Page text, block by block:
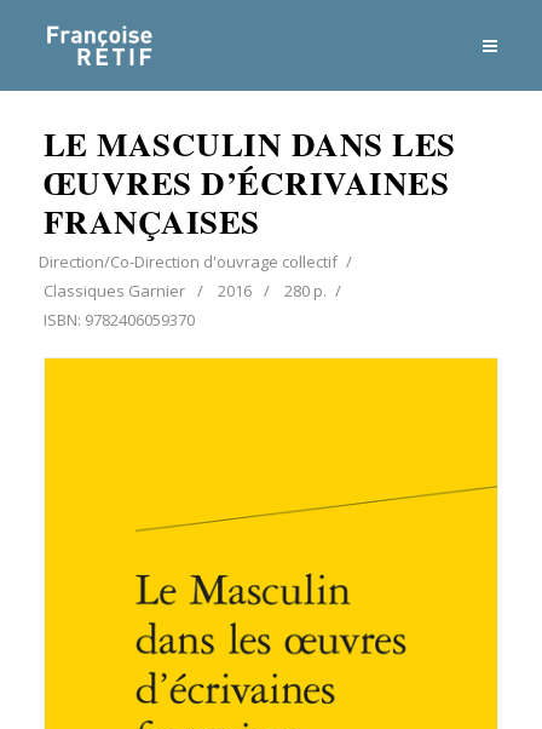
LE MASCULIN DANS LES
ŒUVRES D’ÉCRIVAINES
FRANÇAISES
Direction/Co-Direction d'ouvrage collectif
Classiques Garnier
2016
280 p.
ISBN: 9782406059370